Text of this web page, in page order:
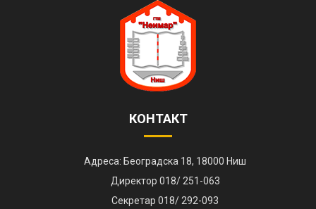
КОНТАКТ
Адреса: Београдска 18, 18000 Ниш
Директор 018/ 251-063
Секретар 018/ 292-093